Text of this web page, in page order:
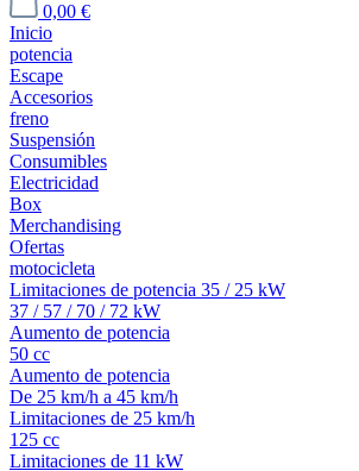
0,00 €
Inicio
potencia
Escape
Accesorios
freno
Suspensión
Consumibles
Electricidad
Box
Merchandising
Ofertas
motocicleta
Limitaciones de potencia 35 / 25 kW
37 / 57 / 70 / 72 kW
Aumento de potencia
50 cc
Aumento de potencia
De 25 km/h a 45 km/h
Limitaciones de 25 km/h
125 cc
Limitaciones de 11 kW